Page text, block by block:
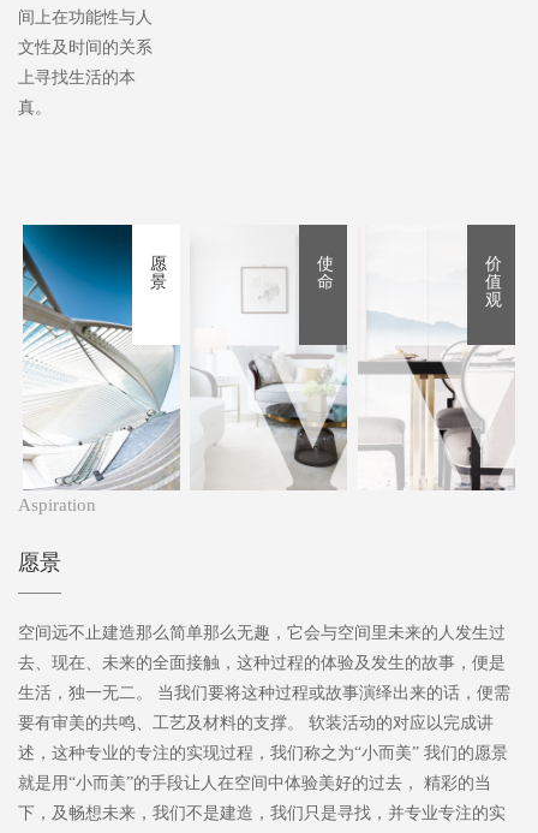
间上在功能性与人
文性及时间的关系
上寻找生活的本
真。
愿
景
使
命
价
值
观
Aspiration
愿景
空间远不止建造那么简单那么无趣，它会与空间里未来的人发生过
去、现在、未来的全面接触，这种过程的体验及发生的故事，便是
生活，独一无二。 当我们要将这种过程或故事演绎出来的话，便需
要有审美的共鸣、工艺及材料的支撑。 软装活动的对应以完成讲
述，这种专业的专注的实现过程，我们称之为“小而美” 我们的愿景
就是用“小而美”的手段让人在空间中体验美好的过去， 精彩的当
下，及畅想未来，我们不是建造，我们只是寻找，并专业专注的实